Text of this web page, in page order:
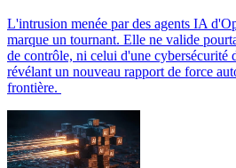
L'intrusion menée par des agents IA
marque un tournant. Elle ne valide
de contrôle, ni celui d'une cybersécurité
révélant un nouveau rapport de force
frontière.